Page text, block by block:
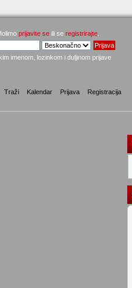
prijavite se ili seregistrirajte
imenom, lozinkom i duljinom prijave
Traži Kalendar Prijava Registracija